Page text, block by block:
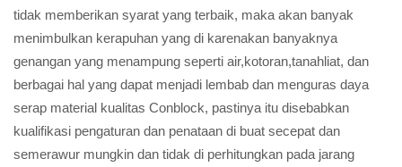
tidak memberikan syarat yang terbaik, maka akan banyak
menimbulkan kerapuhan yang di karenakan banyaknya
genangan yang menampung seperti air,kotoran,tanahliat, dan
berbagai hal yang dapat menjadi lembab dan menguras daya
serap material kualitas Conblock, pastinya itu disebabkan
kualifikasi pengaturan dan penataan di buat secepat dan
semerawur mungkin dan tidak di perhitungkan pada jarang